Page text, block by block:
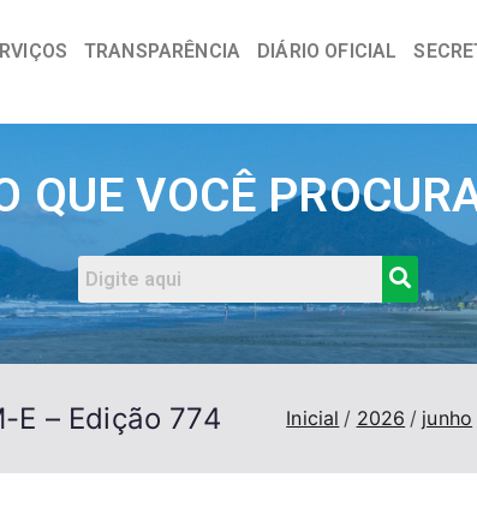
TRANSPARÊNCIA DIÁRIO OFICIAL
QUE VOCÊ
E – Edição 774 Inicial 2026 junho